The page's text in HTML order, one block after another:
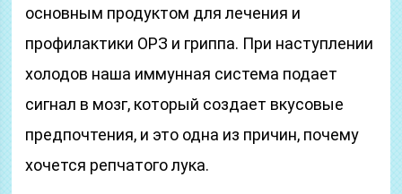
основным продуктом для лечения и
профилактики ОРЗ и гриппа. При наступлении
холодов наша иммунная система подает
сигнал в мозг, который создает вкусовые
предпочтения, и это одна из причин, почему
хочется репчатого лука.